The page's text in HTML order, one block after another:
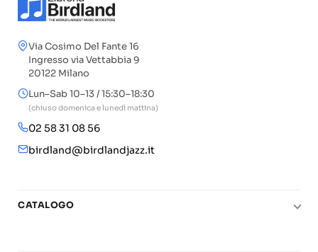
Via Cosimo Del Fante 16
Ingresso via Vettabbia 9
20122 Milano
Lun–Sab 10–13 / 15:30–18:30
(chiuso domenica e lunedì mattina)
02 58 31 08 56
birdland@birdlandjazz.it
CATALOGO